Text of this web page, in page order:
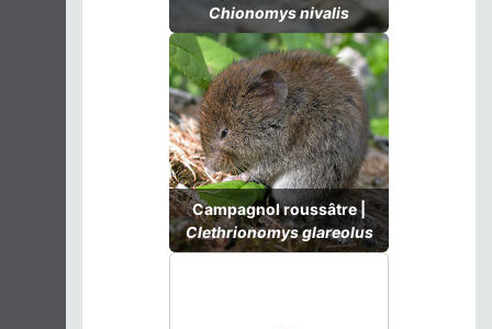
Chionomys nivalis
Campagnol roussâtre |
Clethrionomys glareolus